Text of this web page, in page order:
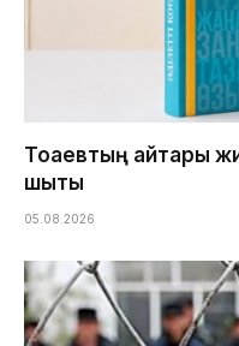
Тоқаевтың айтқары
шықты
05.08.2026